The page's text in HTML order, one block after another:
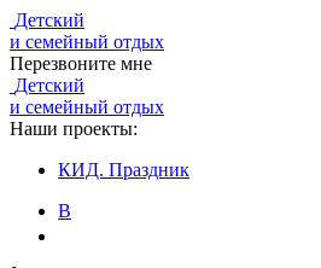
Детский
и семейный отдых
Перезвоните мне
Детский
и семейный отдых
Наши проекты:
КИД. Праздник
В